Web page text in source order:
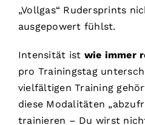
„Vollgas“ Rudersprints
ausgepowert fühlst.
Intensität ist wie immer
pro Trainingstag
vielfältigen Training
diese Modalitäten
trainieren – Du wirst